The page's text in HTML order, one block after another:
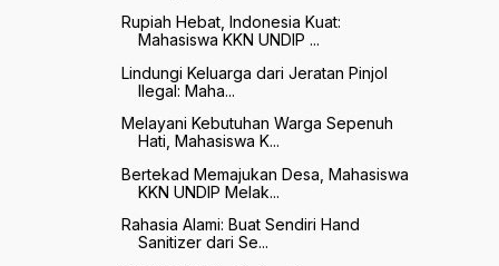
Rupiah Hebat, Indonesia Kuat:
Mahasiswa KKN UNDIP ...
Lindungi Keluarga dari Jeratan Pinjol
Ilegal: Maha...
Melayani Kebutuhan Warga Sepenuh
Hati, Mahasiswa K...
Bertekad Memajukan Desa, Mahasiswa
KKN UNDIP Melak...
Rahasia Alami: Buat Sendiri Hand
Sanitizer dari Se...